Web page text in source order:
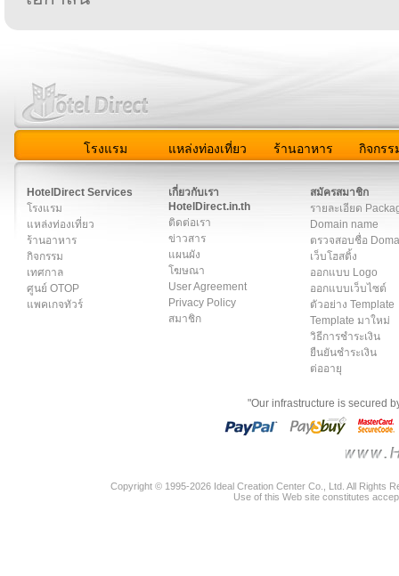
โรงแรม แหล่งท่องเที่ยว ร้านอาหาร กิจกรร
HotelDirect Services
โรงแรม
แหล่งท่องเที่ยว
ร้านอาหาร
กิจกรรม
เทศกาล
ศูนย์ OTOP
แพคเกจทัวร์
เกี่ยวกับเรา
HotelDirect.in.th
ติดต่อเรา
ข่าวสาร
แผนผัง
โฆษณา
User Agreement
Privacy Policy
สมาชิก
สมัครสมาชิก
รายละเอียด
Domain name
ตรวจสอบชื่อ
เว็บโฮสติ้ง
ออกแบบ Logo
ออกแบบเว็บไซต์
ตัวอย่าง Template
Template มาใหม่
วิธีการชำระเงิน
ยืนยันชำระเงิน
ต่ออายุ
"Our infrastructure is secured
Copyright © 1995-2026 Ideal Creation Center Co., Ltd. All Rights
Use of this Web site constitutes